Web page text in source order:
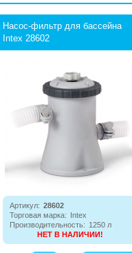
Насос-фильтр для бассейна
Intex 28602
Артикул: 28602
Торговая марка: Intex
Производительность: 1250 л
НЕТ В НАЛИЧИИ!
Фильтр-насос для небольших